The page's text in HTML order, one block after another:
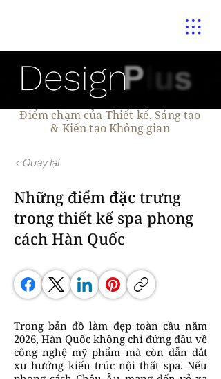
Điểm chạm của Thiết kế, Sáng tạo
& Kiến tạo Không gian
< Quay lại
Những điểm đặc trưng
trong thiết kế spa phong
cách Hàn Quốc
Trong bản đồ làm đẹp toàn cầu năm
2026, Hàn Quốc không chỉ đứng đầu về
công nghệ mỹ phẩm mà còn dẫn dắt
xu hướng kiến trúc nội thất spa. Nếu